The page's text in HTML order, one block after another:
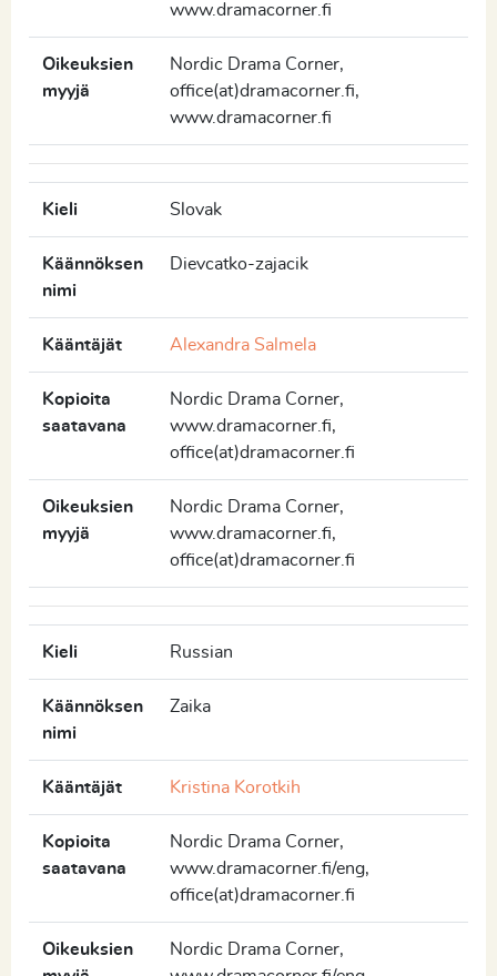
www.dramacorner.fi
Oikeuksien
myyjä
Nordic Drama Corner,
office(at)dramacorner.fi,
www.dramacorner.fi
Kieli Slovak
Käännöksen
nimi
Dievcatko-zajacik
Kääntäjät Alexandra Salmela
Kopioita
saatavana
Nordic Drama Corner,
www.dramacorner.fi,
office(at)dramacorner.fi
Oikeuksien
myyjä
Nordic Drama Corner,
www.dramacorner.fi,
office(at)dramacorner.fi
Kieli Russian
Käännöksen
nimi
Zaika
Kääntäjät Kristina Korotkih
Kopioita
saatavana
Nordic Drama Corner,
www.dramacorner.fi/eng,
office(at)dramacorner.fi
Oikeuksien
Nordic Drama Corner,